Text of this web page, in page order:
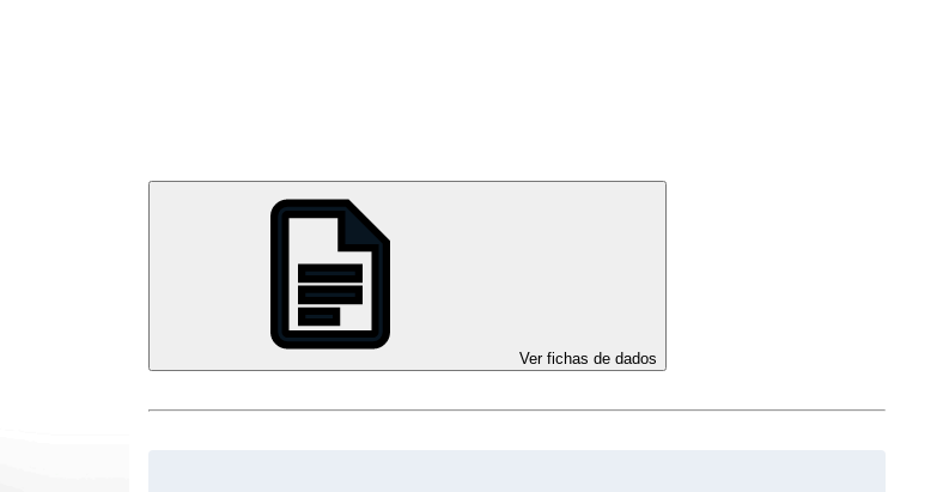
Ver fichas de dados